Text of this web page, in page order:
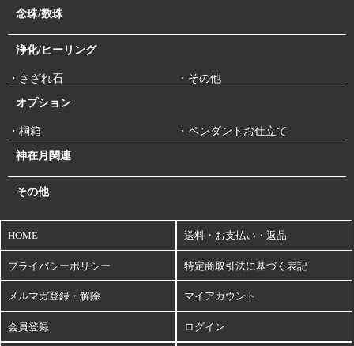
念珠/数珠
浄化/ヒーリング
・さざれ石 ・その他
オプション
・桐箱 ・ペンダントお仕立て
神在月関連
その他
HOME 送料・お支払い・返品
プライバシーポリシー 特定商取引法に基づく表記
メルマガ登録・解除 マイアカウント
会員登録 ログイン